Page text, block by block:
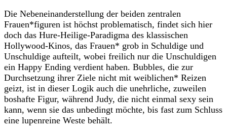
Die Nebeneinanderstellung der beiden zentralen
Frauen*figuren ist höchst problematisch, findet sich hier
doch das Hure-Heilige-Paradigma des klassischen
Hollywood-Kinos, das Frauen* grob in Schuldige und
Unschuldige aufteilt, wobei freilich nur die Unschuldigen
ein Happy Ending verdient haben. Bubbles, die zur
Durchsetzung ihrer Ziele nicht mit weiblichen* Reizen
geizt, ist in dieser Logik auch die unehrliche, zuweilen
boshafte Figur, während Judy, die nicht einmal sexy sein
kann, wenn sie das unbedingt möchte, bis fast zum Schluss
eine lupenreine Weste behält.